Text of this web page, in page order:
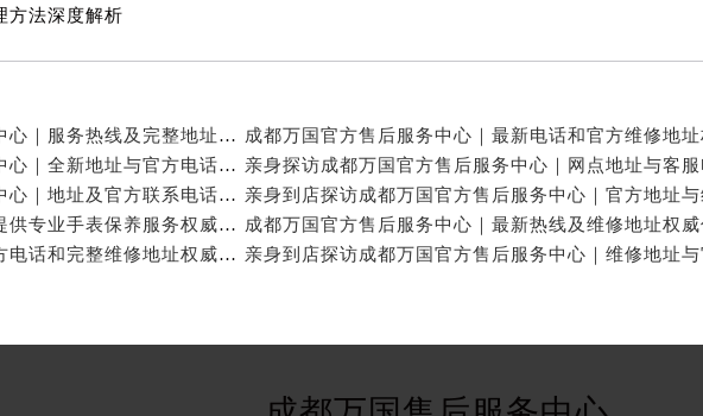
方法深度解析
亲身探访成都万国官方售后服务中心｜服务热线及完整地址（2026年7月最新）
亲身探访成都万国官方售后服务中心｜全新地址与官方电话（2026年7月最新）
亲身探访成都万国官方售后服务中心｜地址及官方联系电话（2026年7月最新）
成都万国官方售后维修服务中心提供专业手表保养服务权威公示（2026年7月最新）
成都万国官方售后服务中心｜官方电话和完整维修地址权威信息公示（2026年7月最新）